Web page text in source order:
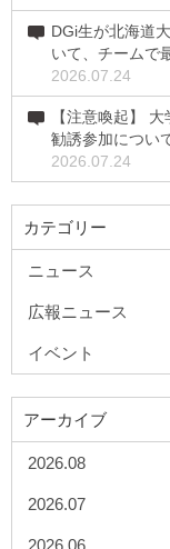
DGi生が北海道
いて、チームで
2026.07.24
【注意喚起】
勧誘参加につい
2026.07.24
カテゴリー
ニュース
広報ニュース
イベント
アーカイブ
2026.08
2026.07
2026.06